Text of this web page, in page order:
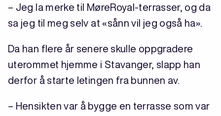
– Jeg la merke til MøreRoyal-terrasser, og da
sa jeg til meg selv at «sånn vil jeg også ha».
Da han flere år senere skulle oppgradere
uterommet hjemme i Stavanger, slapp han
derfor å starte letingen fra bunnen av.
– Hensikten var å bygge en terrasse som var